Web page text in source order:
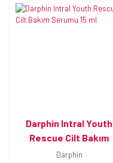
Darphin Intral Youth
Rescue Cilt Bakım
Serumu 15 ml
Darphin